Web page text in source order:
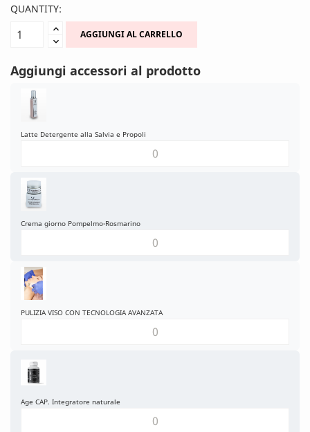
QUANTITY:
AGGIUNGI AL CARRELLO
Aggiungi accessori al prodotto
Latte Detergente alla Salvia e Propoli
Crema giorno Pompelmo-Rosmarino
PULIZIA VISO CON TECNOLOGIA AVANZATA
Age CAP. Integratore naturale